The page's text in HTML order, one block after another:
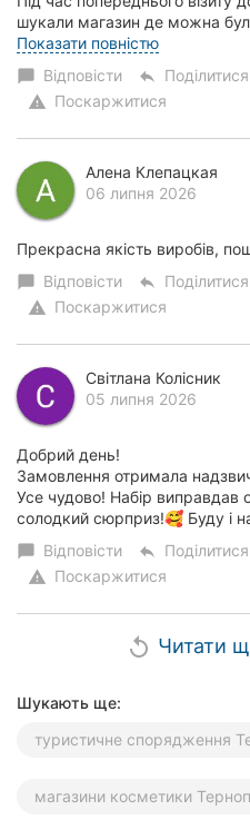
шукали магазин де можна
заготовку сорочки доя
Показати повністю
chat_bubble Відповісти reply Поділитися
warning Поскаржитися
Алена Клепацкая
06 липня 2026
Прекрасна якість виробів,
chat_bubble Відповісти reply Поділитися
warning Поскаржитися
Світлана Колісник
05 липня 2026
Добрий день!
Замовлення отримала
Усе чудово! Набір виправдав
солодкий сюрприз!🥰 Буду і
chat_bubble Відповісти reply Поділитися
warning Поскаржитися
replay Читати
Шукають ще:
туристичне спорядження
магазини косметики